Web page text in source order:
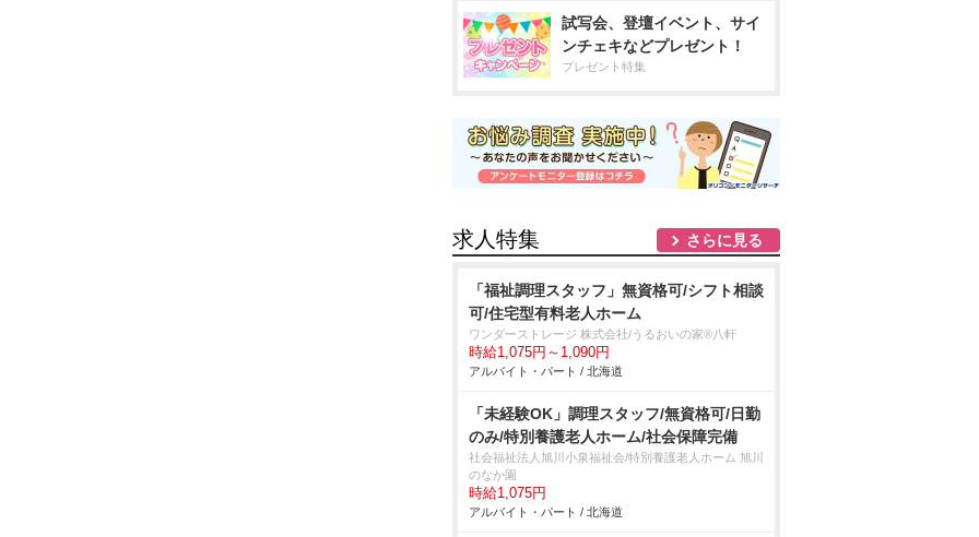
試写会、登壇イベント、サイ
ンチェキなどプレゼント！
プレゼント特集
求人特集 さらに見る
「福祉調理スタッフ」無資格可/シフト相談
可/住宅型有料老人ホーム
ワンダーストレージ 株式会社/うるおいの家®八軒
時給1,075円～1,090円
アルバイト・パート / 北海道
「未経験OK」調理スタッフ/無資格可/日勤
のみ/特別養護老人ホーム/社会保障完備
社会福祉法人旭川小泉福祉会/特別養護老人ホーム 旭川
のなか園
時給1,075円
アルバイト・パート / 北海道